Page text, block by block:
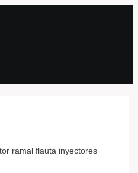
ramal flauta inyectores